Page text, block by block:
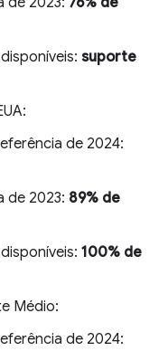
suporte
de 2024:
de 2023: 89% de
100% de
Médio:
de 2024: